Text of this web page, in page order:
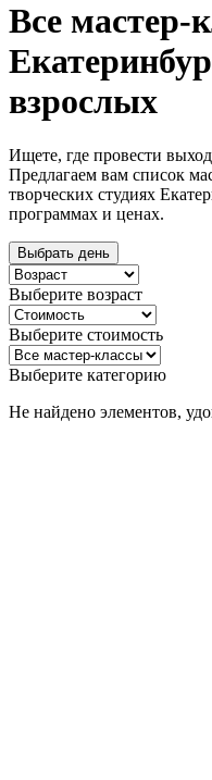
Все мастер-
взрослых
Ищете, где провести
Предлагаем вам список
творческих студиях
программах и ценах.
Выбрать день
Выберите возраст
Выберите стоимость
Выберите категорию
Не найдено элементов,